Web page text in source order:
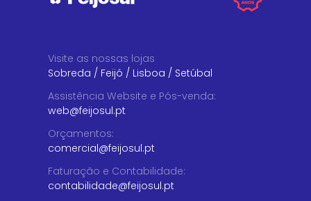
Visite as nossas lojas
Sobreda / Feijó / Lisboa / Setúbal
Assistência Website e Pós-venda:
web@feijosul.pt
Orçamentos:
comercial@feijosul.pt
Faturação e Contabilidade:
contabilidade@feijosul.pt